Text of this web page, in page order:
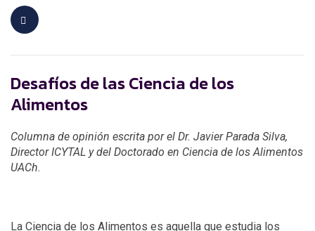
Desafíos de las Ciencia de los
Alimentos
Columna de opinión escrita por el Dr. Javier Parada Silva,
Director ICYTAL y del Doctorado en Ciencia de los Alimentos
UACh.
La Ciencia de los Alimentos es aquella que estudia los